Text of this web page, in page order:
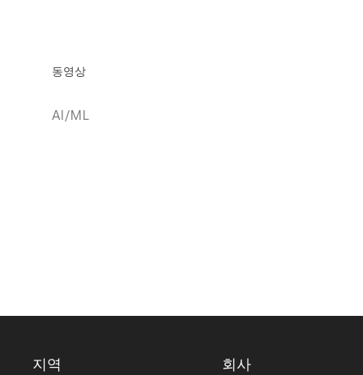
동영상
AI/ML
지역 회사